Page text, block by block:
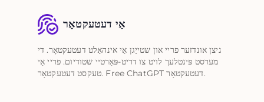
אַי דעטעקטאָר
ניצן אונדזער פריי און שטייַגן אַי אינהאַלט דעטעקטאָר. די
מערסט פּינטלעך לויט צו דריט-פּאַרטיי שטודיום. פריי אַי
טעקסט דעטעקטאָר. Free ChatGPT דעטעקטאָר.